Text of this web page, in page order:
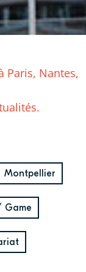
Paris, Nantes,
Montpellier
Game